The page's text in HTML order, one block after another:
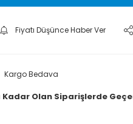
Fiyatı Düşünce Haber Ver
Kargo Bedava
Kadar Olan Siparişlerde